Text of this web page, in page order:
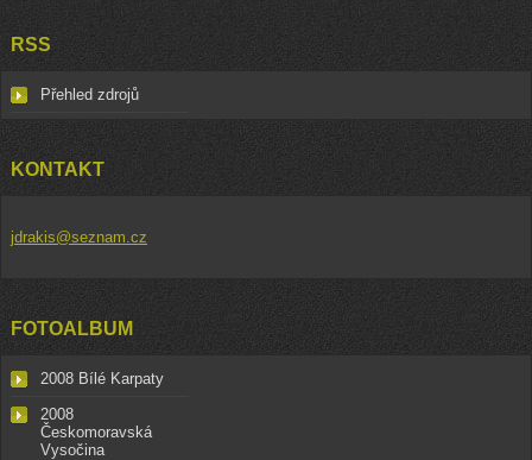
RSS
Přehled zdrojů
KONTAKT
jdrakis@seznam.cz
FOTOALBUM
2008 Bílé Karpaty
2008
Českomoravská
Vysočina